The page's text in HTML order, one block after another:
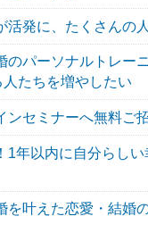
活発に、たくさんの
のパーソナルトレー
たちを増やしたい
ンセミナーへ無料ご
1年以内に自分らし
を叶えた恋愛・結婚